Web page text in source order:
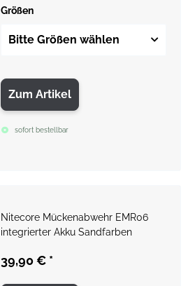
Größen
Bitte Größen wählen
Zum Artikel
sofort bestellbar
Nitecore Mückenabwehr EMR06
integrierter Akku Sandfarben
39,90 € *